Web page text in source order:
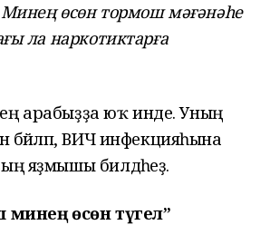
Минең өсөн тормош мәғәнәһе
ла наркотиктарға
арабыҙҙа юҡ инде. Уның
бәйләп, ВИЧ инфекцияһына
яҙмышы билдәһеҙ.
өсөн түгел”